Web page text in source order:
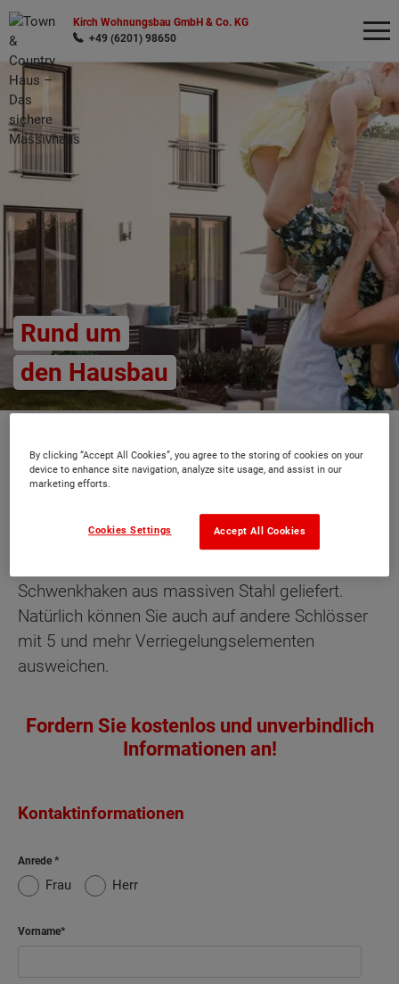
Kirch Wohnungsbau GmbH & Co. KG
+49 (6201) 98650
Rund um
den Hausbau
Unser Haustürverriegelungen
sind auf dem neusten Stand der
Technik...
Schwenkhaken aus massiven Stahl geliefert.
Natürlich können Sie auch auf andere Schlösser
mit 5 und mehr Verriegelungselementen
ausweichen.
Fordern Sie kostenlos und unverbindlich
Informationen an!
Kontaktinformationen
Anrede
Frau Herr
Vorname
Wonach möchten Sie suchen?
By clicking “Accept All Cookies”, you agree to the storing of cookies on your
device to enhance site navigation, analyze site usage, and assist in our
marketing efforts.
Accept All Cookies
Cookies Settings